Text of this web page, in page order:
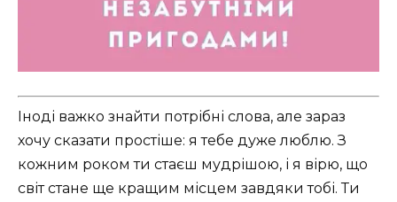
Іноді важко знайти потрібні слова, але зараз
хочу сказати простіше: я тебе дуже люблю. З
кожним роком ти стаєш мудрішою, і я вірю, що
світ стане ще кращим місцем завдяки тобі. Ти